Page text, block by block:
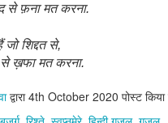
से फ़ना मत करना.
जो शिद्दत से,
से ख़फा मत करना.
द्वारा4th October 2020 पोस्ट किया